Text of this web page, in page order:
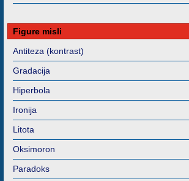
Figure misli
Antiteza (kontrast)
Gradacija
Hiperbola
Ironija
Litota
Oksimoron
Paradoks